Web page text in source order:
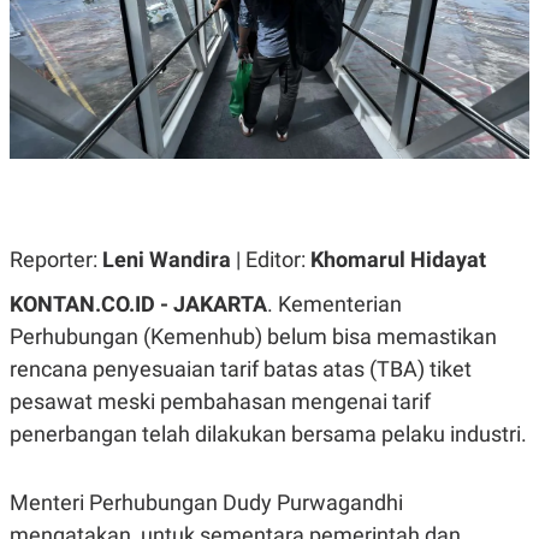
A
S
I
A
L
E
U
N
N
D
S
P
E
U
A
N
G
S
A
H
I
N
E
R
N
A
I
O
N
P
E
R
E
Reporter: Leni Wandira | Editor: Khomarul Hidayat
KONTAN.CO.ID - JAKARTA. Kementerian
Perhubungan (Kemenhub) belum bisa memastikan
rencana penyesuaian tarif batas atas (TBA) tiket
pesawat meski pembahasan mengenai tarif
penerbangan telah dilakukan bersama pelaku industri.
Menteri Perhubungan Dudy Purwagandhi